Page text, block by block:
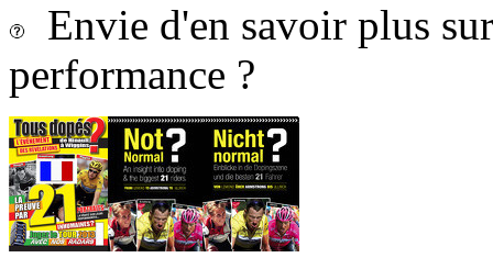
Envie d'en savoir plus
performance ?